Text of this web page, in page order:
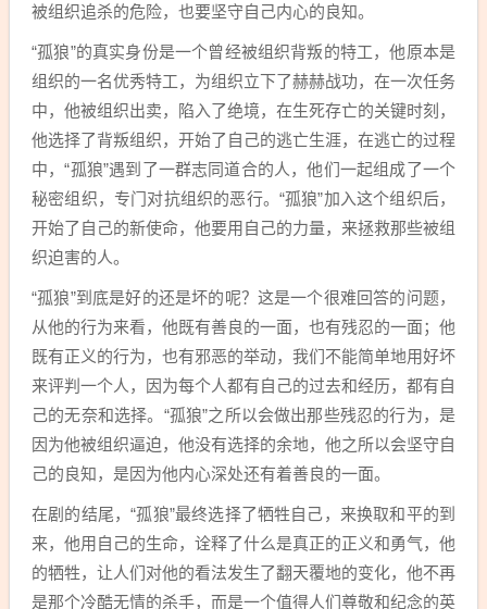
被组织追杀的危险，也要坚守自己内心的良知。
“孤狼”的真实身份是一个曾经被组织背叛的特工，他原本是
组织的一名优秀特工，为组织立下了赫赫战功，在一次任务
中，他被组织出卖，陷入了绝境，在生死存亡的关键时刻，
他选择了背叛组织，开始了自己的逃亡生涯，在逃亡的过程
中，“孤狼”遇到了一群志同道合的人，他们一起组成了一个
秘密组织，专门对抗组织的恶行。“孤狼”加入这个组织后，
开始了自己的新使命，他要用自己的力量，来拯救那些被组
织迫害的人。
“孤狼”到底是好的还是坏的呢？这是一个很难回答的问题，
从他的行为来看，他既有善良的一面，也有残忍的一面；他
既有正义的行为，也有邪恶的举动，我们不能简单地用好坏
来评判一个人，因为每个人都有自己的过去和经历，都有自
己的无奈和选择。“孤狼”之所以会做出那些残忍的行为，是
因为他被组织逼迫，他没有选择的余地，他之所以会坚守自
己的良知，是因为他内心深处还有着善良的一面。
在剧的结尾，“孤狼”最终选择了牺牲自己，来换取和平的到
来，他用自己的生命，诠释了什么是真正的正义和勇气，他
的牺牲，让人们对他的看法发生了翻天覆地的变化，他不再
是那个冷酷无情的杀手，而是一个值得人们尊敬和纪念的英